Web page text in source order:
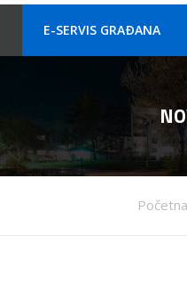
E-SERVIS GRAÐANA
Početna